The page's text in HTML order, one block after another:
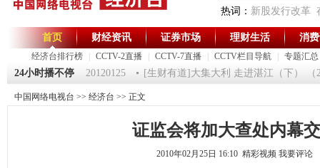
热词： 新股发行改革
首页
经济台排行榜 CCTV-2直播 CCTV-7直播 CCTV栏目导航 专题汇总
财经资讯 证券市场 理财生活 消
24小时播不停
《第一时间》 20120125 [生财有道]大集大利 走进湛江（下） （
中国网络电视台 >> 经济台 >> 正文
证监会将加大查处内幕
2010年02月25日 16:10 精彩视频 我要评论